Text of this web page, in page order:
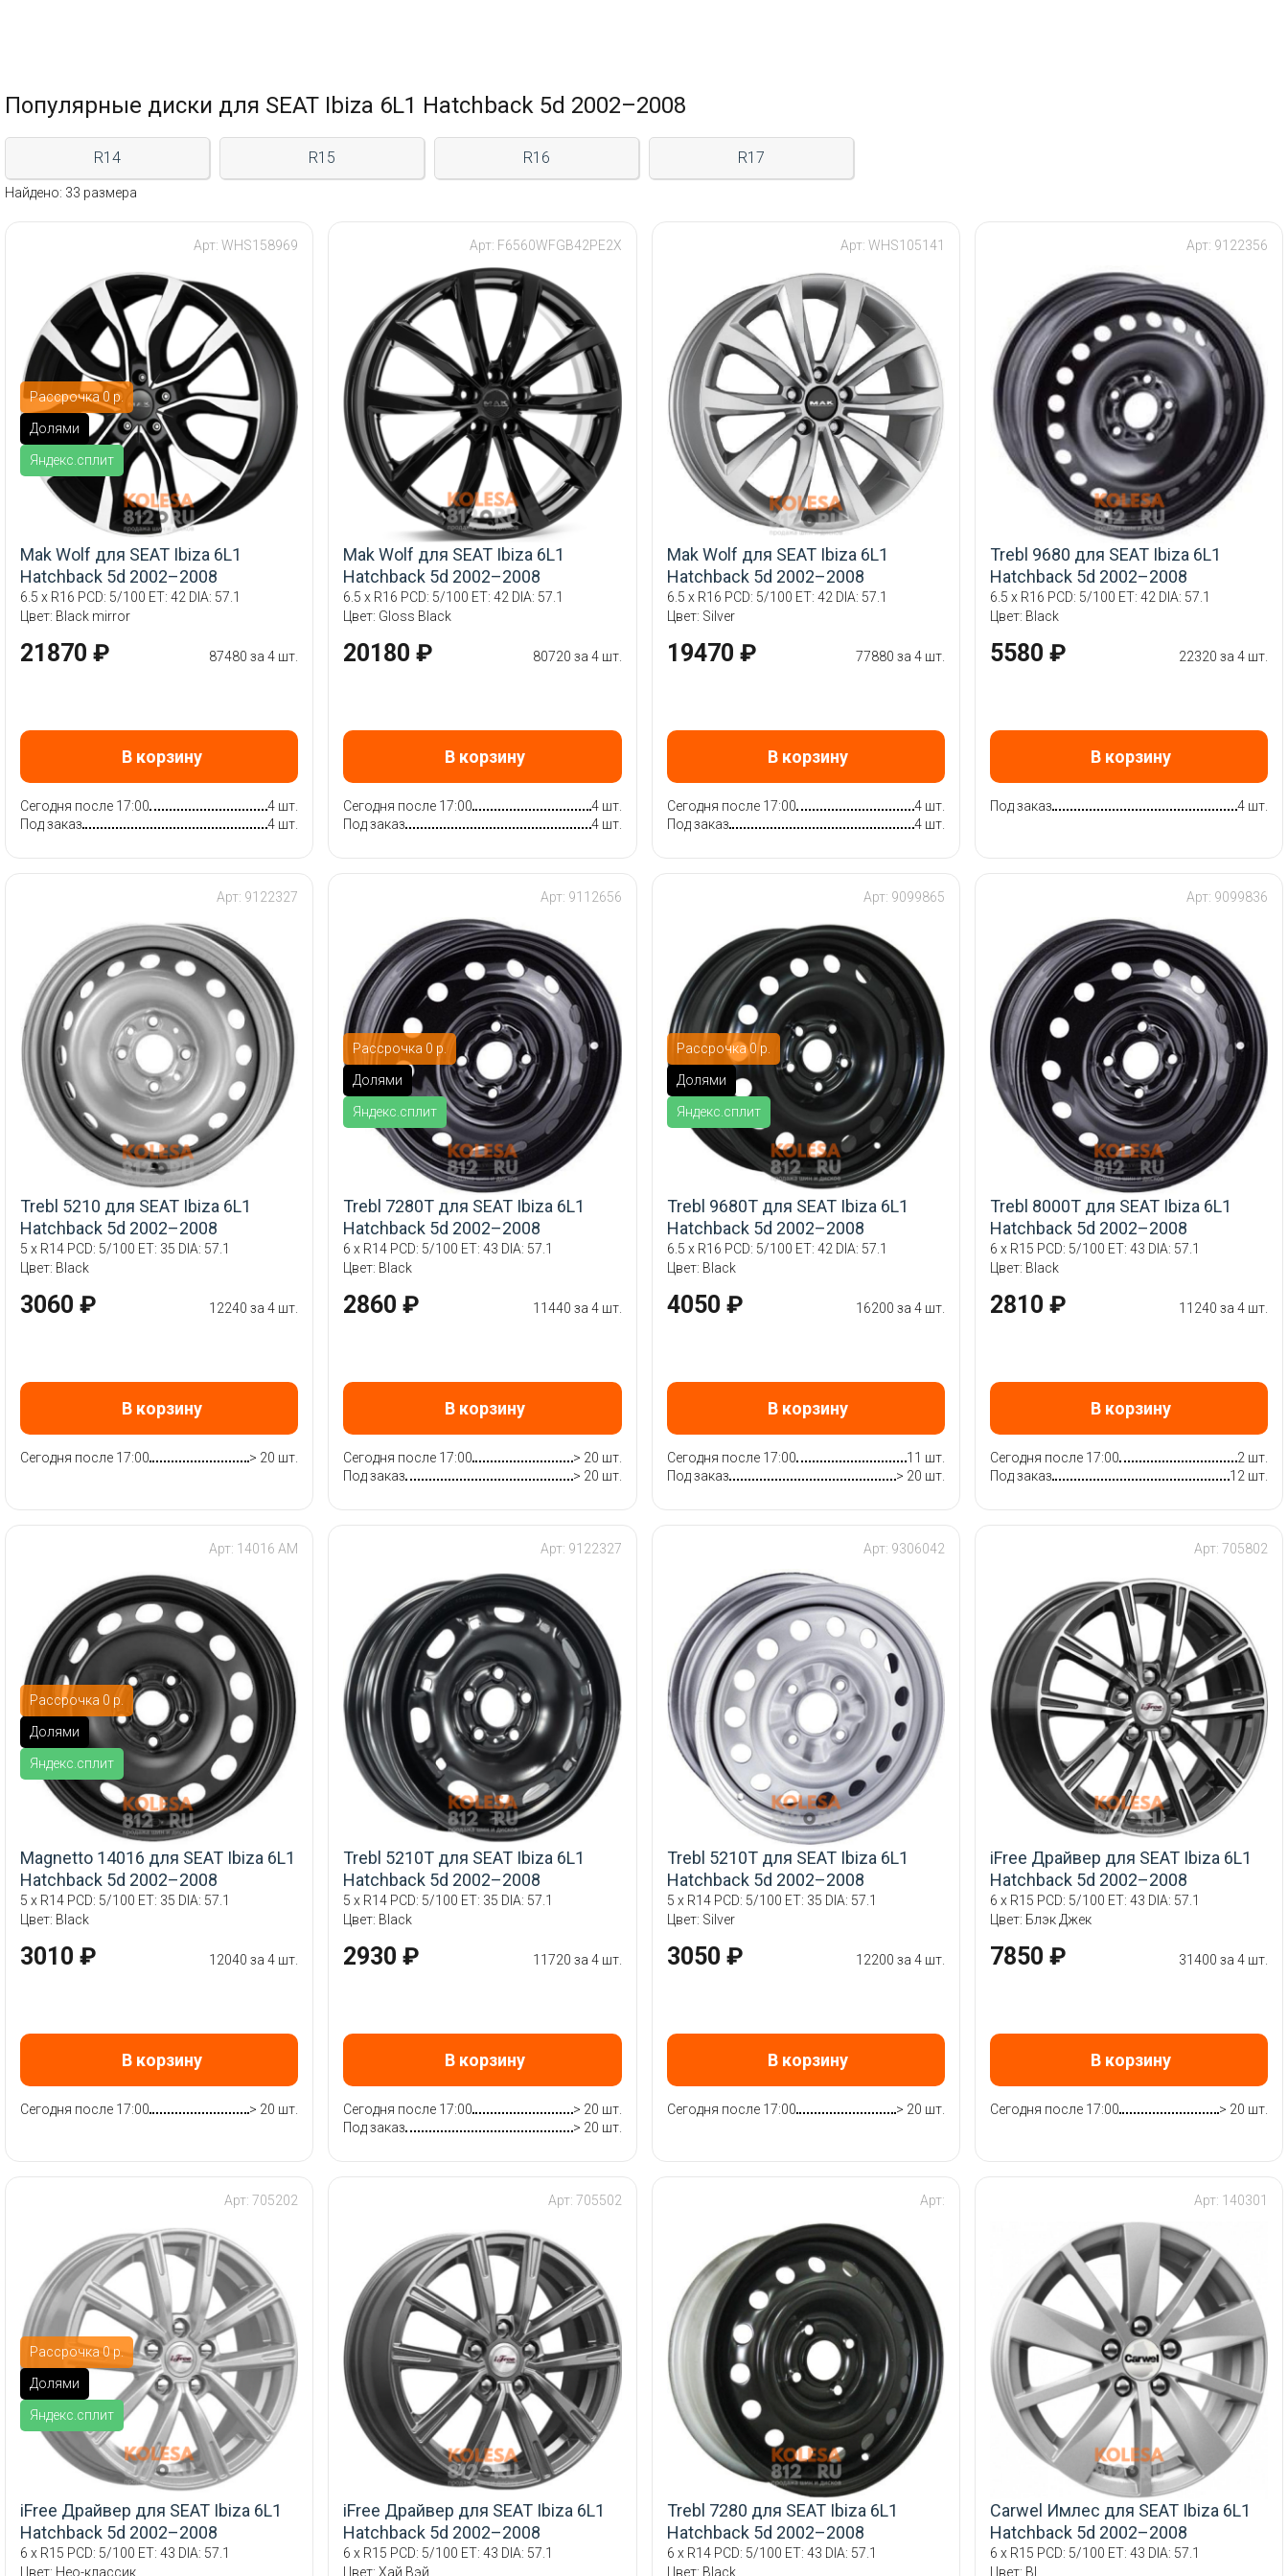
Популярные диски для SEAT Ibiza 6L1 Hatchback 5d 2002–2008
R14 R15 R16 R17
Найдено: 33 размера
Рассрочка 0 р.
Долями
Яндекс.сплит
Арт: WHS158969
Mak Wolf для SEAT Ibiza 6L1
Hatchback 5d 2002–2008
6.5 x R16 PCD: 5/100 ET: 42 DIA: 57.1
Цвет: Black mirror
21870 ₽ 87480 за 4 шт.
В корзину
Сегодня после 17:00
4 шт.
Под заказ
4 шт.
Арт: F6560WFGB42PE2X
Mak Wolf для SEAT Ibiza 6L1
Hatchback 5d 2002–2008
6.5 x R16 PCD: 5/100 ET: 42 DIA: 57.1
Цвет: Gloss Black
20180 ₽ 80720 за 4 шт.
В корзину
Сегодня после 17:00
4 шт.
Под заказ
4 шт.
Арт: WHS105141
Mak Wolf для SEAT Ibiza 6L1
Hatchback 5d 2002–2008
6.5 x R16 PCD: 5/100 ET: 42 DIA: 57.1
Цвет: Silver
19470 ₽ 77880 за 4 шт.
В корзину
Сегодня после 17:00
4 шт.
Под заказ
4 шт.
Арт: 9122356
Trebl 9680 для SEAT Ibiza 6L1
Hatchback 5d 2002–2008
6.5 x R16 PCD: 5/100 ET: 42 DIA: 57.1
Цвет: Black
5580 ₽ 22320 за 4 шт.
В корзину
Под заказ 4 шт.
Арт: 9122327
Trebl 5210 для SEAT Ibiza 6L1
Hatchback 5d 2002–2008
5 x R14 PCD: 5/100 ET: 35 DIA: 57.1
Цвет: Black
3060 ₽ 12240 за 4 шт.
В корзину
Сегодня после 17:00 > 20 шт.
Рассрочка 0 р.
Долями
Яндекс.сплит
Арт: 9112656
Trebl 7280T для SEAT Ibiza 6L1
Hatchback 5d 2002–2008
6 x R14 PCD: 5/100 ET: 43 DIA: 57.1
Цвет: Black
2860 ₽ 11440 за 4 шт.
В корзину
Сегодня после 17:00
> 20 шт.
Под заказ
> 20 шт.
Рассрочка 0 р.
Долями
Яндекс.сплит
Арт: 9099865
Trebl 9680T для SEAT Ibiza 6L1
Hatchback 5d 2002–2008
6.5 x R16 PCD: 5/100 ET: 42 DIA: 57.1
Цвет: Black
4050 ₽ 16200 за 4 шт.
В корзину
Сегодня после 17:00
11 шт.
Под заказ
> 20 шт.
Арт: 9099836
Trebl 8000T для SEAT Ibiza 6L1
Hatchback 5d 2002–2008
6 x R15 PCD: 5/100 ET: 43 DIA: 57.1
Цвет: Black
2810 ₽ 11240 за 4 шт.
В корзину
Сегодня после 17:00
2 шт.
Под заказ
12 шт.
Рассрочка 0 р.
Долями
Яндекс.сплит
Арт: 14016 AM
Magnetto 14016 для SEAT Ibiza 6L1
Hatchback 5d 2002–2008
5 x R14 PCD: 5/100 ET: 35 DIA: 57.1
Цвет: Black
3010 ₽ 12040 за 4 шт.
В корзину
Сегодня после 17:00 > 20 шт.
Арт: 9122327
Trebl 5210T для SEAT Ibiza 6L1
Hatchback 5d 2002–2008
5 x R14 PCD: 5/100 ET: 35 DIA: 57.1
Цвет: Black
2930 ₽ 11720 за 4 шт.
В корзину
Сегодня после 17:00
> 20 шт.
Под заказ
> 20 шт.
Арт: 9306042
Trebl 5210T для SEAT Ibiza 6L1
Hatchback 5d 2002–2008
5 x R14 PCD: 5/100 ET: 35 DIA: 57.1
Цвет: Silver
3050 ₽ 12200 за 4 шт.
В корзину
Сегодня после 17:00 > 20 шт.
Арт: 705802
iFree Драйвер для SEAT Ibiza 6L1
Hatchback 5d 2002–2008
6 x R15 PCD: 5/100 ET: 43 DIA: 57.1
Цвет: Блэк Джек
7850 ₽ 31400 за 4 шт.
В корзину
Сегодня после 17:00 > 20 шт.
Рассрочка 0 р.
Долями
Яндекс.сплит
Арт: 705202
iFree Драйвер для SEAT Ibiza 6L1
Hatchback 5d 2002–2008
6 x R15 PCD: 5/100 ET: 43 DIA: 57.1
Цвет: Нео-классик
Арт: 705502
iFree Драйвер для SEAT Ibiza 6L1
Hatchback 5d 2002–2008
6 x R15 PCD: 5/100 ET: 43 DIA: 57.1
Цвет: Хай Вэй
Арт:
Trebl 7280 для SEAT Ibiza 6L1
Hatchback 5d 2002–2008
6 x R14 PCD: 5/100 ET: 43 DIA: 57.1
Цвет: Black
Арт: 140301
Carwel Имлес для SEAT Ibiza 6L1
Hatchback 5d 2002–2008
6 x R15 PCD: 5/100 ET: 43 DIA: 57.1
Цвет: BL